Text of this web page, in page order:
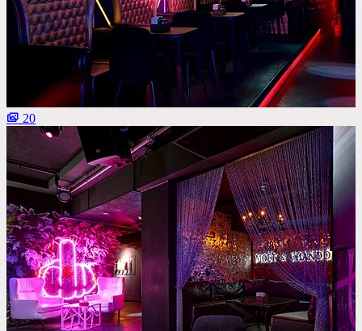
Со своим алкоголем
С живой музыкой
С панорамным видом
С детской комнатой
С шоу программой
Своя парковка
Показать площадок Сбросить все фильтры
20